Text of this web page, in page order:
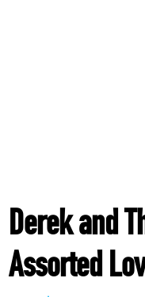
Derek and
Assorted